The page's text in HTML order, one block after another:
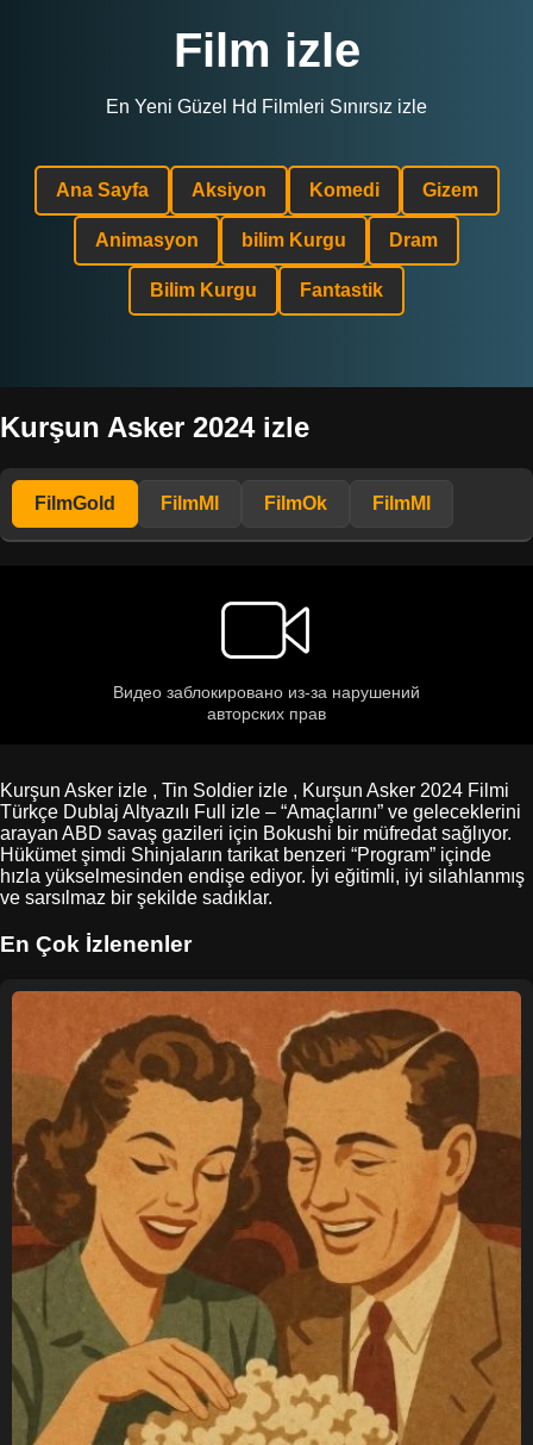
Film izle
En Yeni Güzel Hd Filmleri Sınırsız izle
Ana Sayfa Aksiyon Komedi Gizem
Animasyon bilim Kurgu Dram
Bilim Kurgu Fantastik
Kurşun Asker 2024 izle
FilmGold FilmMl FilmOk FilmMl
Kurşun Asker izle , Tin Soldier izle , Kurşun Asker 2024 Filmi
Türkçe Dublaj Altyazılı Full izle – “Amaçlarını” ve geleceklerini
arayan ABD savaş gazileri için Bokushi bir müfredat sağlıyor.
Hükümet şimdi Shinjaların tarikat benzeri “Program” içinde
hızla yükselmesinden endişe ediyor. İyi eğitimli, iyi silahlanmış
ve sarsılmaz bir şekilde sadıklar.
En Çok İzlenenler